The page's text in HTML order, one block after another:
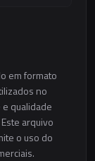
em formato
no
qualidade
arquivo
o uso do